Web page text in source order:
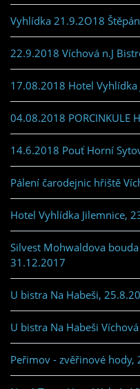
Vyhlídka 21.9.2O18
22.9.2018 Víchová n.J
17.08.2018 Hotel Vyhlídka
04.08.2018 PORCINKULE
14.6.2018 Pouť Horní
Pálení čarodejnic hřiště
Hotel Vyhlídka Jilemnice,
Silvest Mohwaldova
31.12.2017
U bistra Na Habeši,
U bistra Na Habeši
Peřimov - zvěřinové hody,